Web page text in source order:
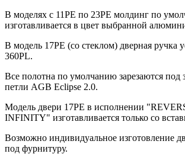
В моделях с 11РЕ по 23PE молдинг по
изготавливается в цвет выбранной
В модель 17PЕ (со стеклом) дверная ручка
360PL.
Все полотна по умолчанию зарезаются под
петли AGB Eclipse 2.0.
Модель двери 17РE в исполнении
INFINITY" изготавливается только со
Возможно индивидуальное изготовление
под фурнитуру.